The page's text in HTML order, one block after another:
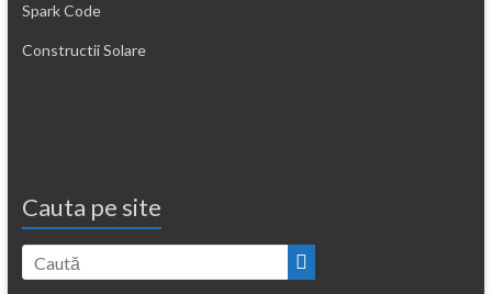
Spark Code
Constructii Solare
Cauta pe site